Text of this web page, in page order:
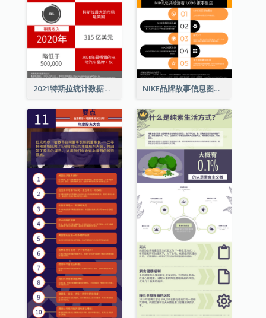
2021特斯拉统计数据和资讯信息图表 NIKE品牌故事信息图表